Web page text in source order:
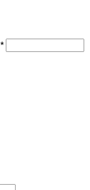
*Erforderlich